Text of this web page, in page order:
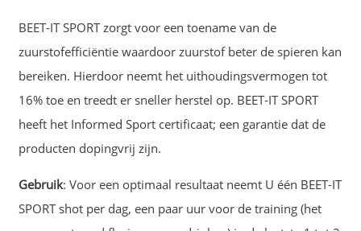
BEET-IT SPORT zorgt voor een toename van de
zuurstofefficiëntie waardoor zuurstof beter de spieren kan
bereiken. Hierdoor neemt het uithoudingsvermogen tot
16% toe en treedt er sneller herstel op. BEET-IT SPORT
heeft het Informed Sport certificaat; een garantie dat de
producten dopingvrij zijn.
Gebruik: Voor een optimaal resultaat neemt U één BEET-IT
SPORT shot per dag, een paar uur voor de training (het